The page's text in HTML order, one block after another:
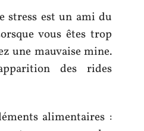
stress est un ami du
vous êtes trop
une mauvaise mine.
des rides
alimentaires :